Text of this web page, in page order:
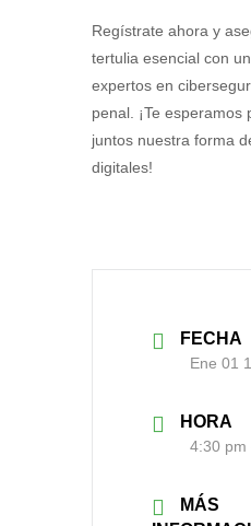
Regístrate ahora y
tertulia esencial con
expertos en
penal. ¡Te esperamos
juntos nuestra forma
digitales!
FECHA
Ene 01
HORA
4:30 pm
MÁS